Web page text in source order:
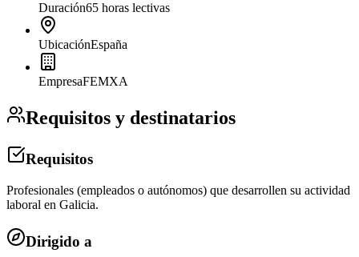
Duración65 horas lectivas
UbicaciónEspaña
EmpresaFEMXA
Requisitos y destinatarios
Requisitos
Profesionales (empleados o autónomos) que desarrollen su actividad
laboral en Galicia.
Dirigido a